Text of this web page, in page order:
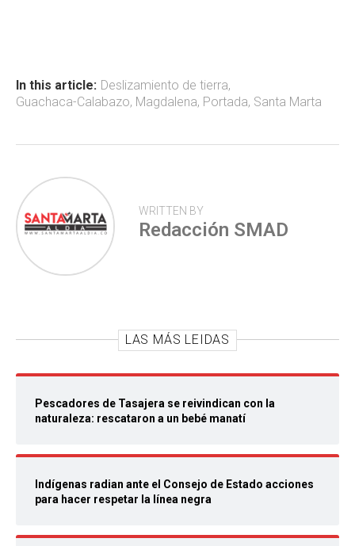
ok p
p
tir
In this article: Deslizamiento de tierra,
Guachaca-Calabazo, Magdalena, Portada, Santa Marta
WRITTEN BY
Redacción SMAD
LAS MÁS LEIDAS
Pescadores de Tasajera se reivindican con la
naturaleza: rescataron a un bebé manatí
Indígenas radian ante el Consejo de Estado acciones
para hacer respetar la línea negra